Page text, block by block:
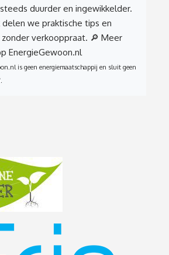
duurder en ingewikkelder.
delen we praktische tips en
verkooppraat. 🔎 Meer
EnergieGewoon.nl
is geen energiemaatschappij en sluit geen